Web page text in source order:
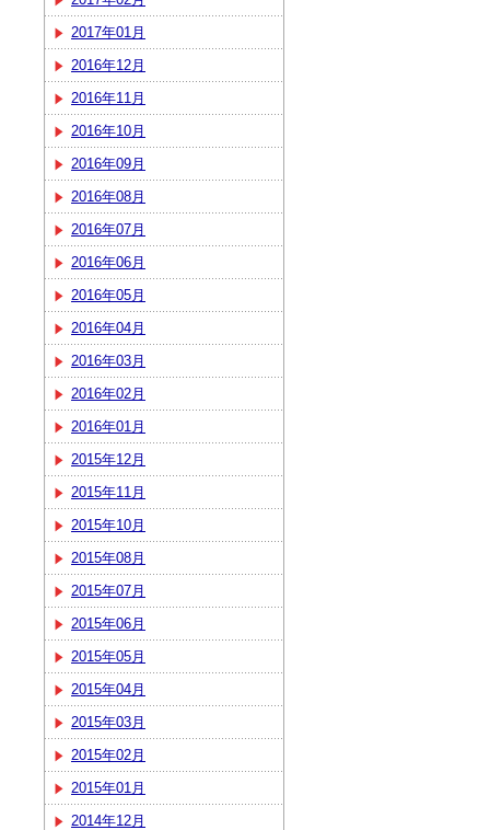
2017年01月
2016年12月
2016年11月
2016年10月
2016年09月
2016年08月
2016年07月
2016年06月
2016年05月
2016年04月
2016年03月
2016年02月
2016年01月
2015年12月
2015年11月
2015年10月
2015年08月
2015年07月
2015年06月
2015年05月
2015年04月
2015年03月
2015年02月
2015年01月
2014年12月